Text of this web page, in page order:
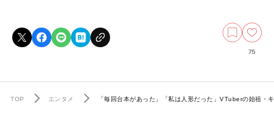
75
TOP エンタメ 「毎回台本があった」「私は人形だった」VTuberの始祖